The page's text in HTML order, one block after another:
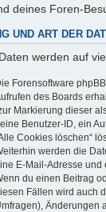
deines Foren-
UND ART DER
werden auf
Forensoftware
des Boards
Markierung dieser
Benutzer-ID, ein
Cookies löschen“
werden die
E-Mail-Adresse und
du einen Beitrag
Fällen wird auch
Änderungen